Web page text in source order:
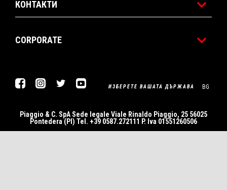
КОНТАКТИ
CORPORATE
FacebookInstagram
Twitter YoutubeИЗБЕРЕТЕ ВАШАТА ДЪРЖАВА BG
Piaggio & C. SpA Sede legale Viale Rinaldo Piaggio, 25 56025
Pontedera (PI) Tel. +39 0587.272111 P. Iva 01551260506